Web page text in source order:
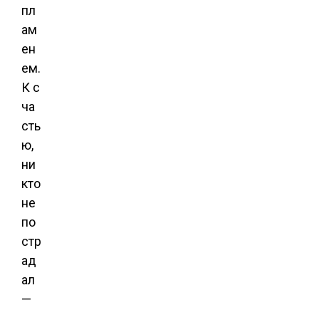
пл
ам
ен
ем.
К с
ча
сть
ю,
ни
кто
не
по
стр
ад
ал
—